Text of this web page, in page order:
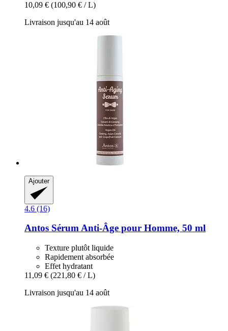
10,09 € (100,90 € / L)
Livraison jusqu'au 14 août
Ajouter
4.6 (16)
Antos Sérum Anti-​Âge pour Homme, 50 ml
Texture plutôt liquide
Rapidement absorbée
Effet hydratant
11,09 € (221,80 € / L)
Livraison jusqu'au 14 août